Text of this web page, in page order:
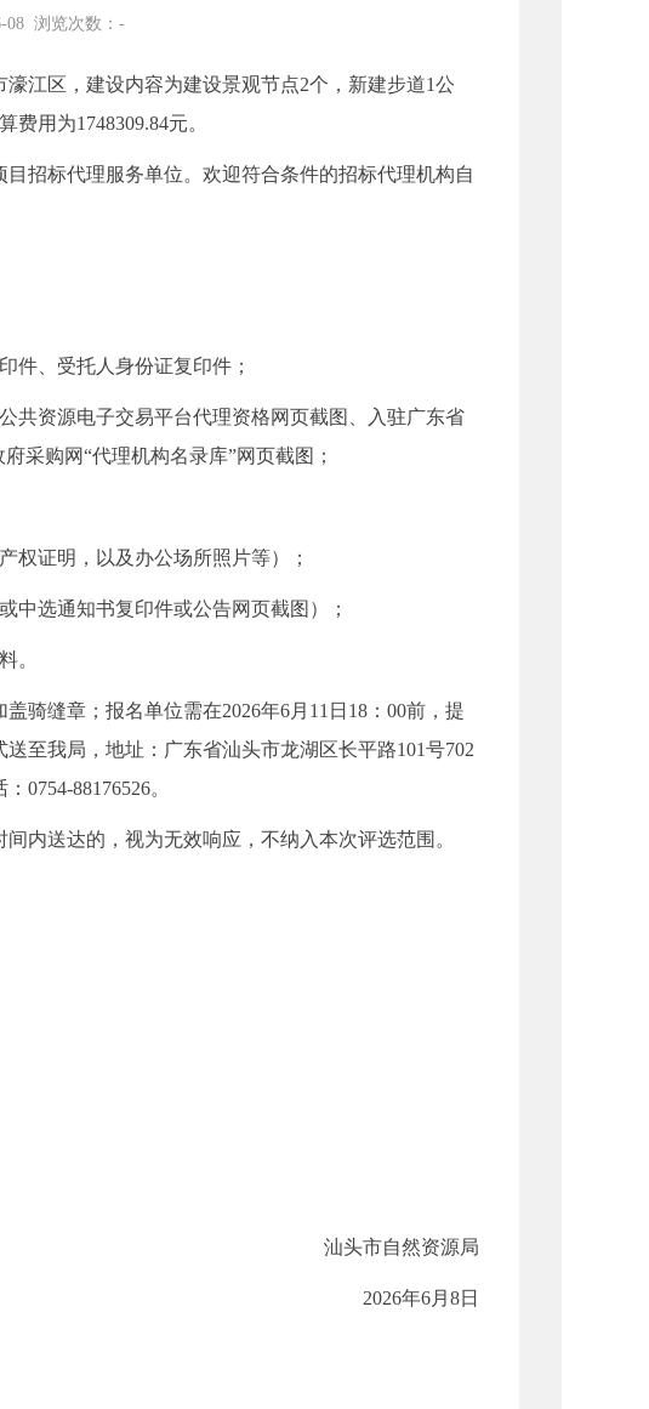
08 浏览次数： -
区，建设内容为建设景观节点2个，新建步道1公
用为1748309.84元。
标代理服务单位。欢迎符合条件的招标代理机构自
、受托人身份证复印件；
资源电子交易平台代理资格网页截图、入驻广东省
采购网“代理机构名录库”网页截图；
证明，以及办公场所照片等）；
选通知书复印件或公告网页截图）；
。
缝章；报名单位需在2026年6月11日18：00前，提
至我局，地址：广东省汕头市龙湖区长平路101号702
0754-88176526。
送达的，视为无效响应，不纳入本次评选范围。
汕头市自然资源局
2026年6月8日